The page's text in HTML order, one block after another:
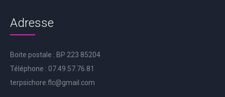
Adresse
Boite postale : BP 223 85204
Téléphone : 07.49.57.76.81
terpsichore.flc@gmail.com